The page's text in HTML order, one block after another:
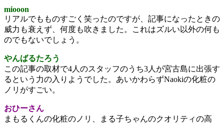
miooon
リアルでもものすごく笑ったのですが、記事になったときの
威力も衰えず、何度も吹きました。これはズルい以外の何も
のでもないでしょう。
やんばるたろう
この記事の取材で4人のスタッフのうち3人が宮古島に出張す
るという力の入りようでした。あいかわらずNaokiの化粧の
ノリがすごい。
おひーさん
まもるくんの化粧のノリ、まる子ちゃんのクオリティの高